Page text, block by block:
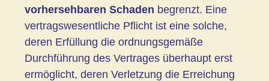
vorhersehbaren Schaden begrenzt. Eine
vertragswesentliche Pflicht ist eine solche,
deren Erfüllung die ordnungsgemäße
Durchführung des Vertrages überhaupt erst
ermöglicht, deren Verletzung die Erreichung